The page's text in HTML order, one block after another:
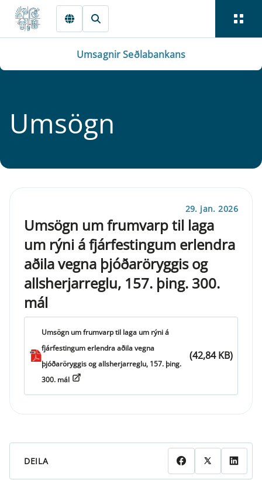
Fara beint í Meginmál
Umsagnir Seðlabankans
Um­sögn
29. jan. 2026
Umsögn um frumvarp til laga
um rýni á fjárfestingum erlendra
aðila vegna þjóðaröryggis og
allsherjarreglu, 157. þing. 300.
mál
Umsögn um frumvarp til laga um rýni á
fjárfestingum erlendra aðila vegna
þjóðaröryggis og allsherjarreglu, 157. þing.
300. mál
(42,84 KB)
DEILA